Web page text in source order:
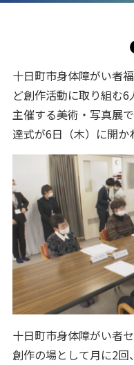
十日町市身体障がい者
ど創作活動に取り組む
主催する美術・写真展
達式が6日（木）に開か
十日町市身体障がい者
創作の場として月に2